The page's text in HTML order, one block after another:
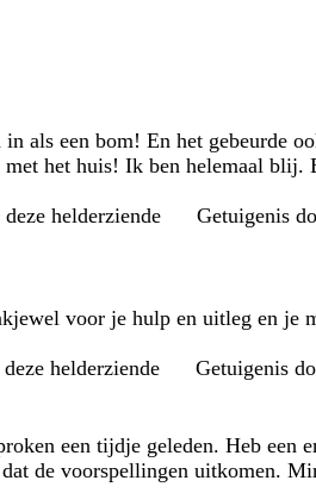
als een bom! En het gebeurde
met het huis! Ik ben helemaal blij.
Getuigenis
voor je hulp en uitleg en je
Getuigenis
een tijdje geleden. Heb
de voorspellingen uitkomen.